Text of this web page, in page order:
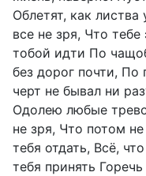
Облетят, как листва
все не зря, Что
тобой идти По
без дорог почти,
черт не бывал ни
Одолею любые
не зря, Что потом
тебя отдать, Всё,
тебя принять